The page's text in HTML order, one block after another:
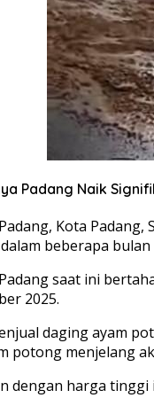
Padang Naik
Kota
beberapa
saat ini
2025.
daging ayam
potong menjelang
dengan harga